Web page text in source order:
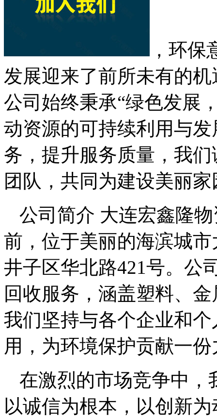
，环
发展迎来了前所未有的
公司始终秉承“绿色发展
动资源的可持续利用与
务，提升服务质量，我
团队，共同为建设美丽
公司简介 大连宏鑫隆
前，位于美丽的海滨城
井子区华北路421号。公
回收服务，涵盖塑料、
我们坚持与各个企业和
用，为环境保护贡献一份
在激烈的市场竞争中，
以诚信为根本，以创新